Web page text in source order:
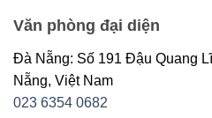
Văn phòng đại diện
Đà Nẵng: Số 191 Đậu Quang
Nẵng, Việt Nam
023 6354 0682